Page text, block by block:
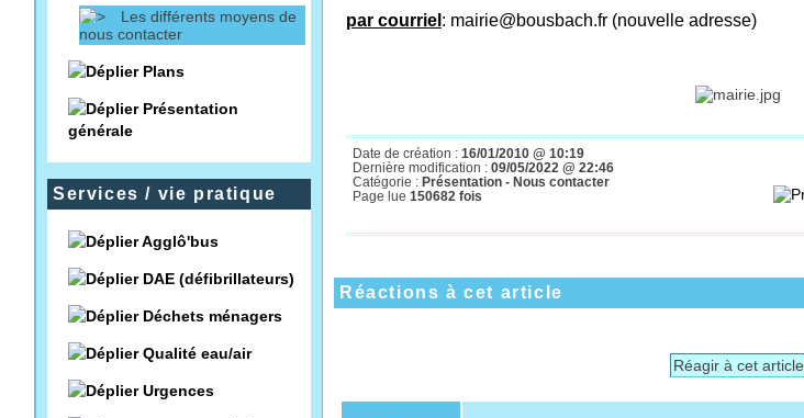
Les différents moyens de
nous contacter
Plans
Présentation
générale
Services / vie pratique
Agglô'bus
DAE (défibrillateurs)
Déchets ménagers
Qualité eau/air
Urgences
par courriel : mairie@bousbach.fr (nouvelle adresse)
Date de création : 16/01/2010 @ 10:19
Dernière modification : 09/05/2022 @ 22:46
Catégorie : Présentation - Nous contacter
Page lue 150682 fois
Réactions à cet article
Réagir à cet article